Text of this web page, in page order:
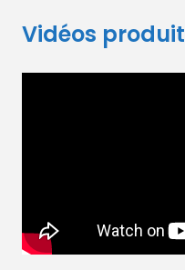
Vidéos produit